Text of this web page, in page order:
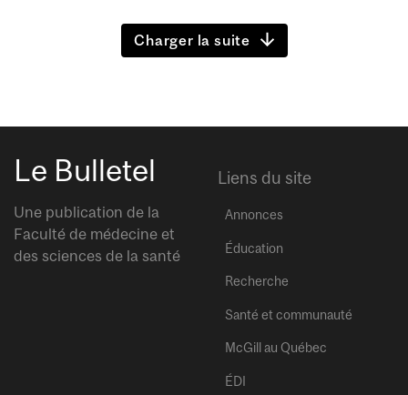
Charger la suite
Le Bulletel
Une publication de la
Faculté de médecine et
des sciences de la santé
Liens du site
Annonces
Éducation
Recherche
Santé et communauté
McGill au Québec
ÉDI